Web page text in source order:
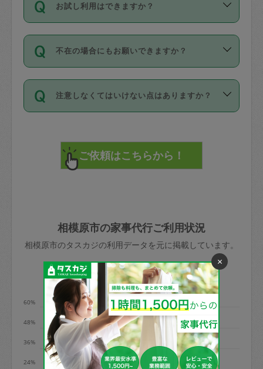
ールに記載していますので、各自の得意
を依頼してください。
※テストセンターの講評は１件目のレビュ
参考
【詳細】タスカジさんの登録に際
す。
写真を撮り、
詳細FAQ：
損害賠償保険について教えて
タスカジさんへ「募集」をかけることが
可能です。
す。
1. 直前キャンセル（定期、スポット契約
共通）
72時間を超える※と、以下のキャンセル
料が発生します。
直前キャンセル料：
72時間前〜24時間前＝依頼料金の50%
依頼者不在による当日キャンセル＝依頼
金額の100%＋交通費全額
※例：依頼日時／土曜日午前9時開始の場
合、水曜日午前9時以降はキャンセル料が
発生
水曜日9時〜金曜日9時まで＝依頼料金の
50%
金曜日9時～土曜日8時まで＝依頼金額の
100%
お試し利用はできますか？
「お試し利用」というメニューはありま
せんが、「一回のみ」依頼を活用するこ
とによって、気に入ったタスカジさんを
まず、条件の合う気になるタスカジさ
みてください。
その後、一番気に入ったタスカジさんに
不在の場合にもお願いできますか？
不在の場合の作業はタスカジさんの同意
が必要です。数回の依頼ののち、タスカ
ジさんと依頼者の間で十分な信頼関係が
てください。
不在時に部屋に入るためにタスカジさん
きた場合は損害保険の対象外となるので
ご注意ください。
注意しなくてはいけない点はありますか？
で、必ず鍵のかかるロッカーや金庫に入
れて依頼者の責任の元管理するよう心掛
けてください。
玉、など
あわせてこちらも参照ください：初めて
利用します。注意しなくてはいけない点
はありますか？
相模原市の家事代行ご利用状況
相模原市のタスカジの利用データを元に掲載しています。
利用の多い曜日は？
24%
36%
48%
60%
×